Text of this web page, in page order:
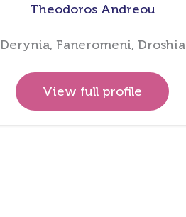
Theodoros Andreou
Derynia, Faneromeni, Droshia
View full profile